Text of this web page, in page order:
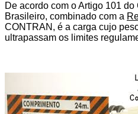
De acordo com o Artigo 101
Brasileiro, combinado com a
CONTRAN, é a carga cujo
ultrapassam os limites